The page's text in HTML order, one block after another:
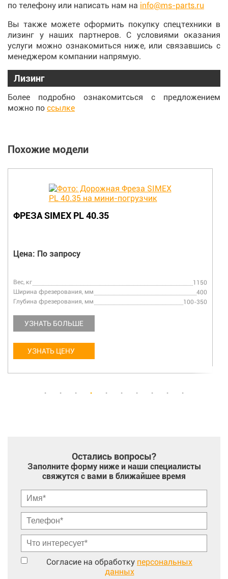
по телефону или написать нам на info@ms-parts.ru
Вы также можете оформить покупку спецтехники в
лизинг у наших партнеров. С условиями оказания
услуги можно ознакомиться ниже, или связавшись с
менеджером компании напрямую.
Лизинг
Более подробно ознакомитсься с предложением
можно по ссылке
Похожие модели
ФРЕЗА SIMEX PLB 350
Цена: По запросу
Вес, кг
530
Ширина фрезерования, мм
350
Глубина фрезерования, мм
0-120
УЗНАТЬ БОЛЬШЕ
УЗНАТЬ ЦЕНУ
Остались вопросы?
Заполните форму ниже и наши специалисты
свяжутся с вами в ближайшее время
Согласие на обработку персональных
данных